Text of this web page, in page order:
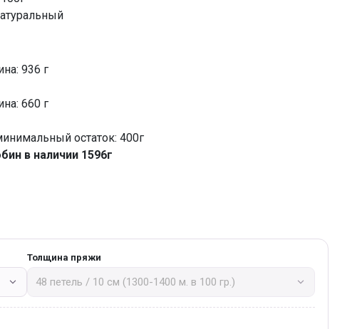
936 г
660 г
остаток: 400г
в наличии 1596г
Толщина пряжи